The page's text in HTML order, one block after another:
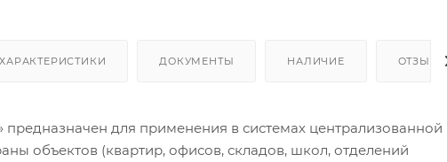
ХАРАКТЕРИСТИКИ ДОКУМЕНТЫ НАЛИЧИЕ
предназначен для применения в системах централизованной
объектов (квартир, офисов, складов, школ, отделений